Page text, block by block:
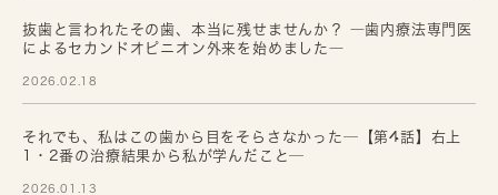
抜歯と言われたその歯、本当に残せませんか？ ―歯内療法専門医
によるセカンドオピニオン外来を始めました―
2026.02.18
それでも、私はこの歯から目をそらさなかった─【第4話】右上
1・2番の治療結果から私が学んだこと─
2026.01.13